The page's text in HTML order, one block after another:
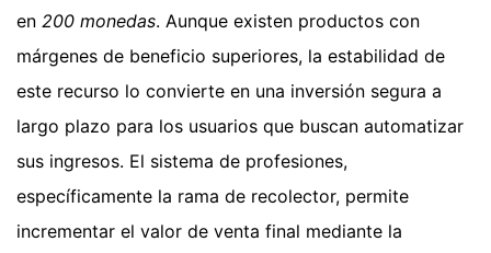
en 200 monedas. Aunque existen productos con
márgenes de beneficio superiores, la estabilidad de
este recurso lo convierte en una inversión segura a
largo plazo para los usuarios que buscan automatizar
sus ingresos. El sistema de profesiones,
específicamente la rama de recolector, permite
incrementar el valor de venta final mediante la